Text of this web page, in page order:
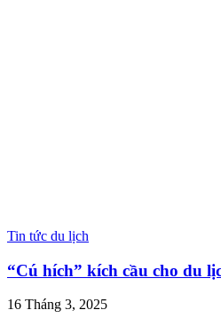
Tin tức du lịch
“Cú hích” kích cầu cho du
16 Tháng 3, 2025